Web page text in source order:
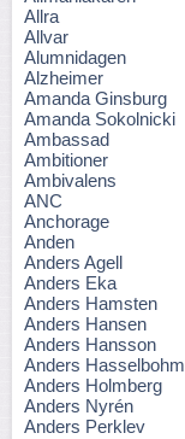
Allra
Allvar
Alumnidagen
Alzheimer
Amanda Ginsburg
Amanda Sokolnicki
Ambassad
Ambitioner
Ambivalens
ANC
Anchorage
Anden
Anders Agell
Anders Eka
Anders Hamsten
Anders Hansen
Anders Hansson
Anders Hasselbohm
Anders Holmberg
Anders Nyrén
Anders Perklev